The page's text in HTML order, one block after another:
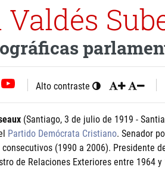
Valdés
Alto contraste
(Santiago, 3 de julio de 1919 -
Partido Demócrata Cristiano. Senador
(1990 a 2006). Presidente
de Relaciones Exteriores entre 1964